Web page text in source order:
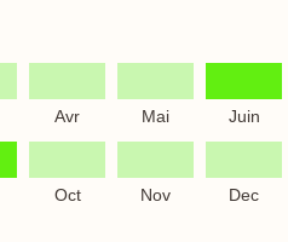
Avr Mai Juin
Oct Nov Dec